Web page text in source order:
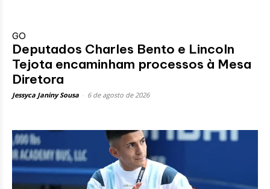
GO
Deputados Charles Bento e Lincoln
Tejota encaminham processos à Mesa
Diretora
Jessyca Janiny Sousa 6 de agosto de 2026